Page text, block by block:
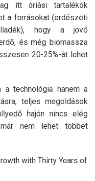
itt óriási tartalékok
a forrásokat (erdészeti
hogy a jövő
és még biomassza
20-25%-át lehet
a technológia hanem a
teljes megoldások
hajón nincs elég
nem lehet többet
with Thirty Years of